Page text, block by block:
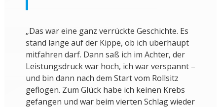
„Das war eine ganz verrückte Geschichte. Es
stand lange auf der Kippe, ob ich überhaupt
mitfahren darf. Dann saß ich im Achter, der
Leistungsdruck war hoch, ich war verspannt –
und bin dann nach dem Start vom Rollsitz
geflogen. Zum Glück habe ich keinen Krebs
gefangen und war beim vierten Schlag wieder